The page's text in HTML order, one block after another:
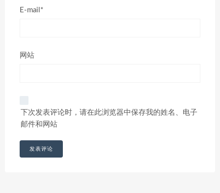
E-mail*
网站
下次发表评论时，请在此浏览器中保存我的姓名、电子
邮件和网站